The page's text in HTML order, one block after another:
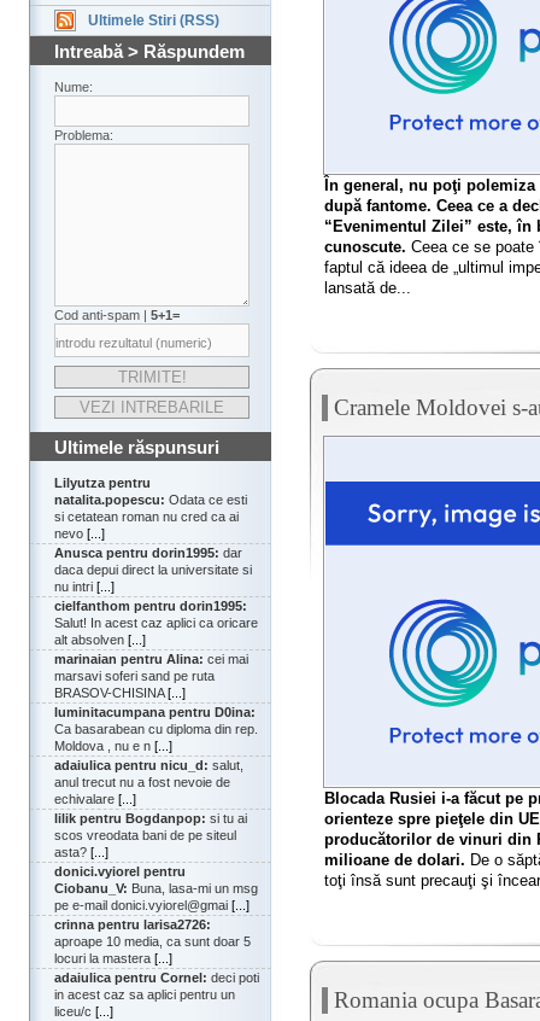
Ultimele Stiri (RSS)
Intreabă > Răspundem
Nume:
Problema:
Cod anti-spam | 5+1=
Ultimele răspunsuri
Lilyutza pentru
natalita.popescu: Odata ce esti
si cetatean roman nu cred ca ai
nevo [...]
Anusca pentru dorin1995: dar
daca depui direct la universitate si
nu intri [...]
cielfanthom pentru dorin1995:
Salut! In acest caz aplici ca oricare
alt absolven [...]
marinaian pentru Alina: cei mai
marsavi soferi sand pe ruta
BRASOV-CHISINA[...]
luminitacumpana pentru D0ina:
Ca basarabean cu diploma din rep.
Moldova , nu e n [...]
adaiulica pentru nicu_d: salut,
anul trecut nu a fost nevoie de
echivalare [...]
lilik pentru Bogdanpop: si tu ai
scos vreodata bani de pe siteul
asta? [...]
donici.vyiorel pentru
Ciobanu_V: Buna, lasa-mi un msg
pe e-mail donici.vyiorel@gmai [...]
crinna pentru larisa2726:
aproape 10 media, ca sunt doar 5
locuri la mastera [...]
adaiulica pentru Cornel: deci poti
in acest caz sa aplici pentru un
liceu/c [...]
În general, nu poţi
după fantome. Ceea ce a
“Evenimentul Zilei” este, în
cunoscute. Ceea ce se
faptul că ideea de „ultimul
lansată de...
Cramele Moldovei s-
Blocada Rusiei i-a făcut pe
orienteze spre pieţele din
producătorilor de vinuri din
milioane de dolari. De o
toţi însă sunt precauţi şi
Romania ocupa